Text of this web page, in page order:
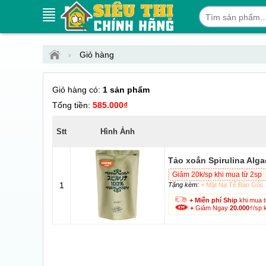
› Giỏ hàng
Giỏ hàng có: 1 sản phẩm
Tổng tiền: 585.000₫
Stt Hình Ảnh
1
Tảo xoắn Spirulina
Giảm 20k/sp khi mua từ 2sp
Tặng kèm: + Mặt Nạ Tế Bào Gốc
+ Miễn phí Ship khi mua
+ Giảm Ngay20.000₫/sp